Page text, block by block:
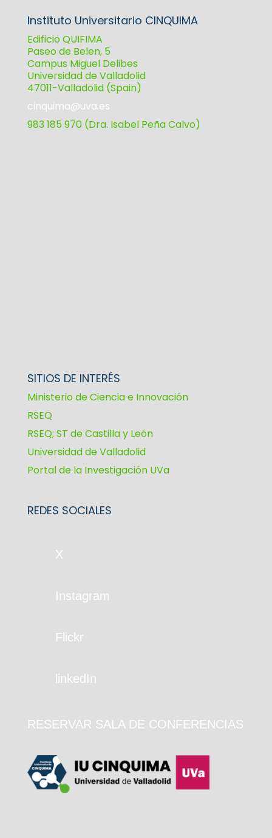
Instituto Universitario CINQUIMA
Edificio QUIFIMA
Paseo de Belen, 5
Campus Miguel Delibes
Universidad de Valladolid
47011-Valladolid (Spain)
cinquima@uva.es
983 185 970 (Dra. Isabel Peña Calvo)
SITIOS DE INTERÉS
Ministerio de Ciencia e Innovación
RSEQ
RSEQ; ST de Castilla y León
Universidad de Valladolid
Portal de la Investigación UVa
REDES SOCIALES
X
Instagram
Flickr
linkedIn
RESERVAR SALA DE CONFERENCIAS